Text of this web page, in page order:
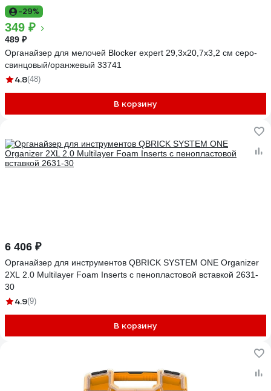
-29%
349 ₽
489 ₽
Органайзер для мелочей Blocker expert 29,3x20,7x3,2 см серо-
свинцовый/оранжевый 33741
4.8(48)
В корзину
6 406 ₽
Органайзер для инструментов QBRICK SYSTEM ONE Organizer
2XL 2.0 Multilayer Foam Inserts с пенопластовой вставкой 2631-
30
4.9(9)
В корзину